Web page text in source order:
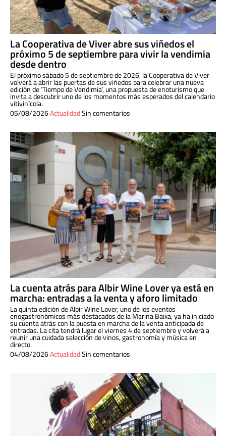
La Cooperativa de Viver abre sus viñedos el
próximo 5 de septiembre para vivir la vendimia
desde dentro
El próximo sábado 5 de septiembre de 2026, la Cooperativa de Viver
volverá a abrir las puertas de sus viñedos para celebrar una nueva
edición de ‘Tiempo de Vendimia’, una propuesta de enoturismo que
invita a descubrir uno de los momentos más esperados del calendario
vitivinícola.
05/08/2026ActualidadSin comentarios
La cuenta atrás para Albir Wine Lover ya está en
marcha: entradas a la venta y aforo limitado
La quinta edición de Albir Wine Lover, uno de los eventos
enogastronómicos más destacados de la Marina Baixa, ya ha iniciado
su cuenta atrás con la puesta en marcha de la venta anticipada de
entradas. La cita tendrá lugar el viernes 4 de septiembre y volverá a
reunir una cuidada selección de vinos, gastronomía y música en
directo.
04/08/2026ActualidadSin comentarios